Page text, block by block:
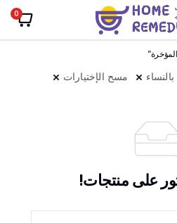
0
مسح الإختيارات
على منتجات!